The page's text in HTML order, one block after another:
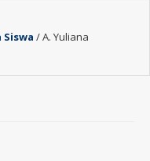
Siswa /A. Yuliana